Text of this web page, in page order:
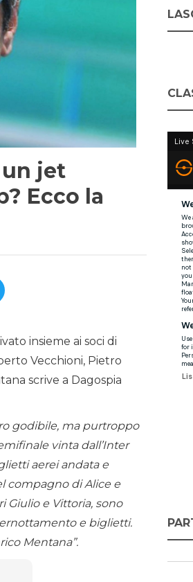
un jet
Ecco la
insieme ai soci di
Vecchioni, Pietro
scrive a Dagospia
godibile, ma purtroppo
vinta dall’Inter
aerei andata e
compagno di Alice e
Giulio e Vittoria, sono
e biglietti.
Mentana”.